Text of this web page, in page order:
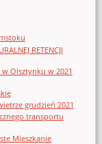
RETENCJI
Olsztynku w 2021
grudzień 2021
transportu
Mieszkanie